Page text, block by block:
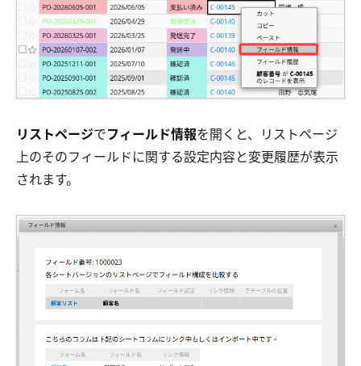
リストページでフィールド情報を開くと、リストページ
上のそのフィールドに関する設定内容と変更履歴が表示
されます。